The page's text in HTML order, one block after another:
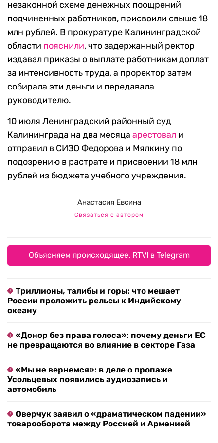
незаконной схеме денежных поощрений
подчиненных работников, присвоили свыше 18
млн рублей. В прокуратуре Калининградской
области пояснили, что задержанный ректор
издавал приказы о выплате работникам доплат
за интенсивность труда, а проректор затем
собирала эти деньги и передавала
руководителю.
10 июля Ленинградский районный суд
Калининграда на два месяца арестовал и
отправил в СИЗО Федорова и Мялкину по
подозрению в растрате и присвоении 18 млн
рублей из бюджета учебного учреждения.
Анастасия Евсина
Связаться с автором
Объясняем происходящее. RTVI в Telegram
Триллионы, талибы и горы: что мешает
России проложить рельсы к Индийскому
океану
«Донор без права голоса»: почему деньги ЕС
не превращаются во влияние в секторе Газа
«Мы не вернемся»: в деле о пропаже
Усольцевых появились аудиозапись и
автомобиль
Оверчук заявил о «драматическом падении»
товарооборота между Россией и Арменией